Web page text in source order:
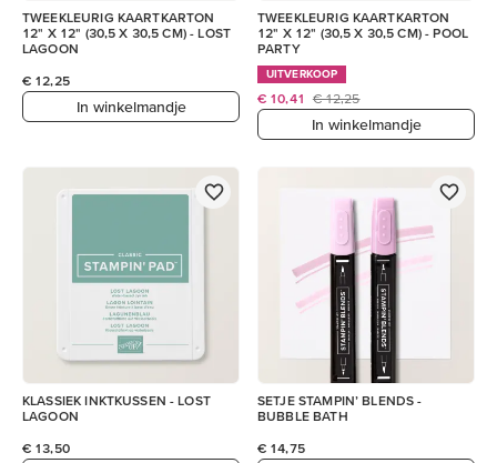
TWEEKLEURIG KAARTKARTON
12" X 12" (30,5 X 30,5 CM) - LOST
LAGOON
€ 12,25
In winkelmandje
TWEEKLEURIG KAARTKARTON
12" X 12" (30,5 X 30,5 CM) - POOL
PARTY
UITVERKOOP
€ 10,41 € 12,25
In winkelmandje
KLASSIEK INKTKUSSEN - LOST
LAGOON
€ 13,50
SETJE STAMPIN’ BLENDS -
BUBBLE BATH
€ 14,75